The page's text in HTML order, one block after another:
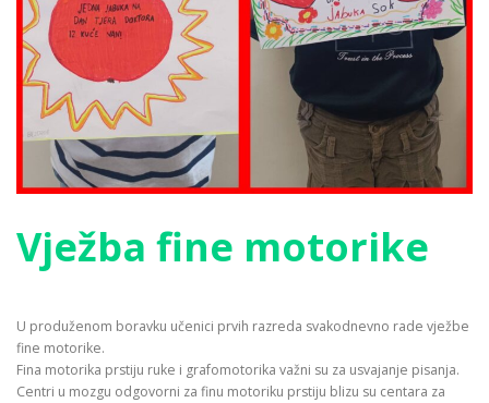
Vježba fine motorike
U produženom boravku učenici prvih razreda svakodnevno rade vježbe
fine motorike.
Fina motorika prstiju ruke i grafomotorika važni su za usvajanje pisanja.
Centri u mozgu odgovorni za finu motoriku prstiju blizu su centara za